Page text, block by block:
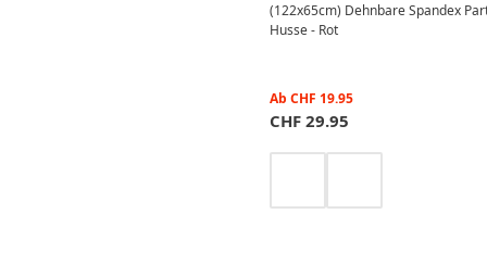
(122x65cm) Dehnbare Spandex
Husse - Rot
Ab CHF 19.95
CHF 29.95